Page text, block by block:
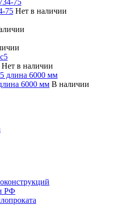
75 Нет в наличии
Нет в наличии
6000 мм В наличии
РФ